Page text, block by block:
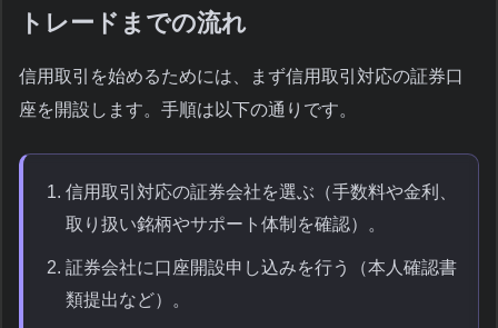
トレードまでの流れ
信用取引を始めるためには、まず信用取引対応の証券口
座を開設します。手順は以下の通りです。
信用取引対応の証券会社を選ぶ（手数料や金利、
取り扱い銘柄やサポート体制を確認）。
証券会社に口座開設申し込みを行う（本人確認書
類提出など）。